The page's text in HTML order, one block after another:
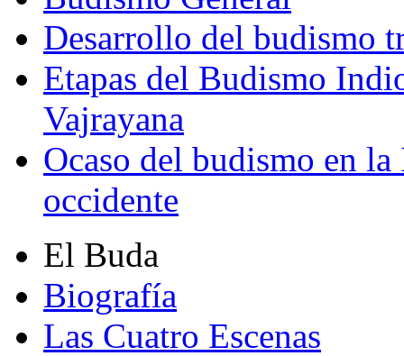
Desarrollo del budismo
Etapas del Budismo
Vajrayana
Ocaso del budismo en
occidente
El Buda
Biografía
Las Cuatro Escenas